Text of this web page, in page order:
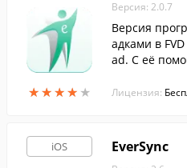
★★★★ ★
★★★★ ★
Версия: 2.0.7
Версия
адками в
ad. С её
оздавать
Лицензия:
iOS EverSync